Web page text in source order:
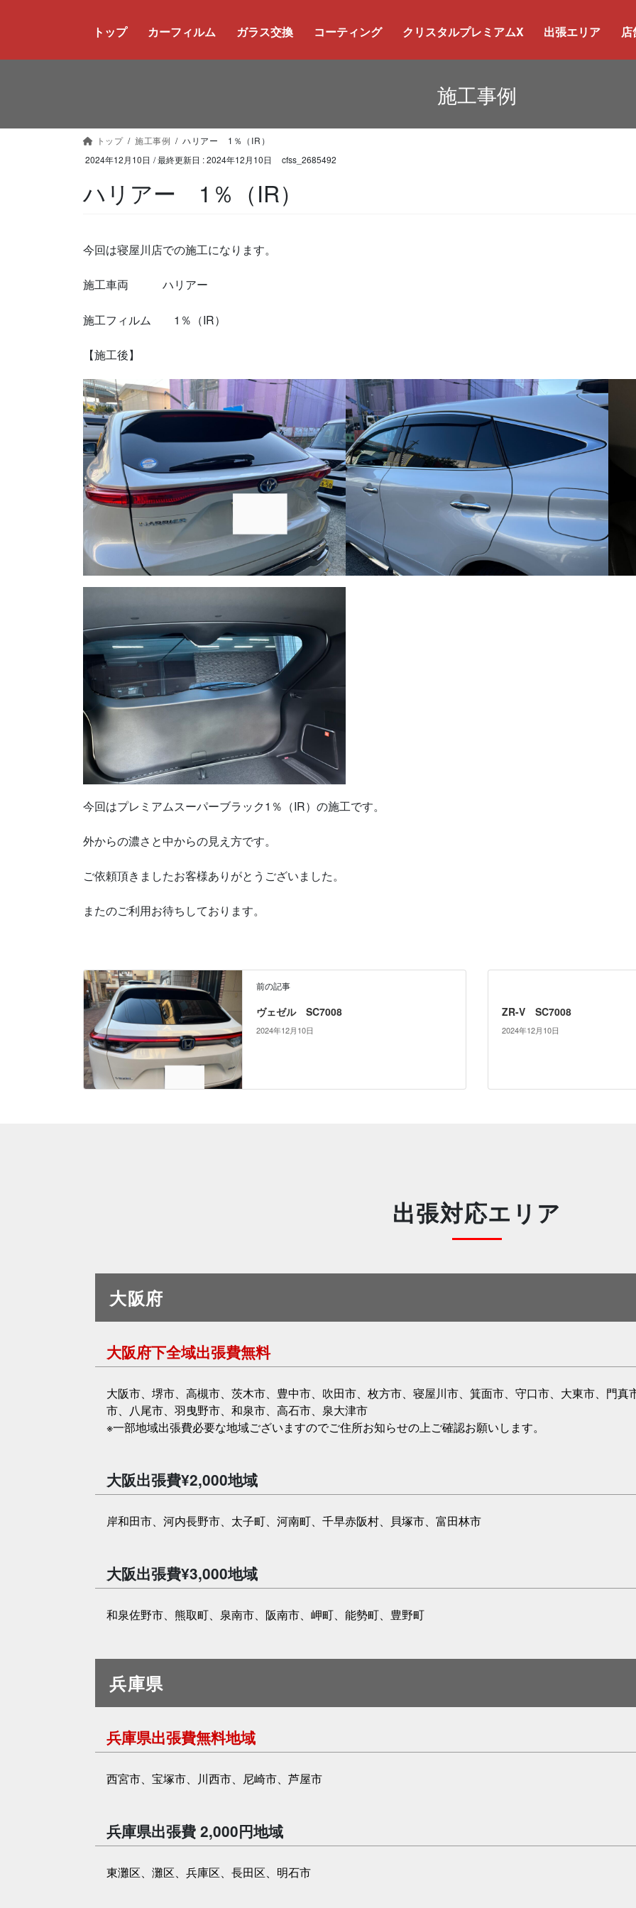
ン
動
ー
に
トップ カーフィルム ガラス交換 コーティング クリスタルプレミアムX 出張エリア 店
施工事例
トップ 施工事例
ハリアー 1％（IR）
2024年12月10日 / 最終更新日 :2024年12月10日 cfss_2685492
ハリアー 1％（IR）
今回は寝屋川店での施工になります。
施工車両 ハリアー
施工フィルム 1％（IR）
【施工後】
今回はプレミアムスーパーブラック1％（IR）の施工です。
外からの濃さと中からの見え方です。
ご依頼頂きましたお客様ありがとうございました。
またのご利用お待ちしております。
前の記事
ヴェゼル SC7008
2024年12月10日
ZR-V SC7008
2024年12月10日
出張対応エリア
大阪府
大阪府下全域出張費無料
大阪市、堺市、高槻市、茨木市、豊中市、吹田市、枚方市、寝屋川市、箕面市、守口市、大東市、門
市、八尾市、羽曳野市、和泉市、高石市、泉大津市
※一部地域出張費必要な地域ございますのでご住所お知らせの上ご確認お願いします。
大阪出張費¥2,000地域
岸和田市、河内長野市、太子町、河南町、千早赤阪村、貝塚市、富田林市
大阪出張費¥3,000地域
和泉佐野市、熊取町、泉南市、阪南市、岬町、能勢町、豊野町
兵庫県
兵庫県出張費無料地域
西宮市、宝塚市、川西市、尼崎市、芦屋市
兵庫県出張費 2,000円地域
東灘区、灘区、兵庫区、長田区、明石市